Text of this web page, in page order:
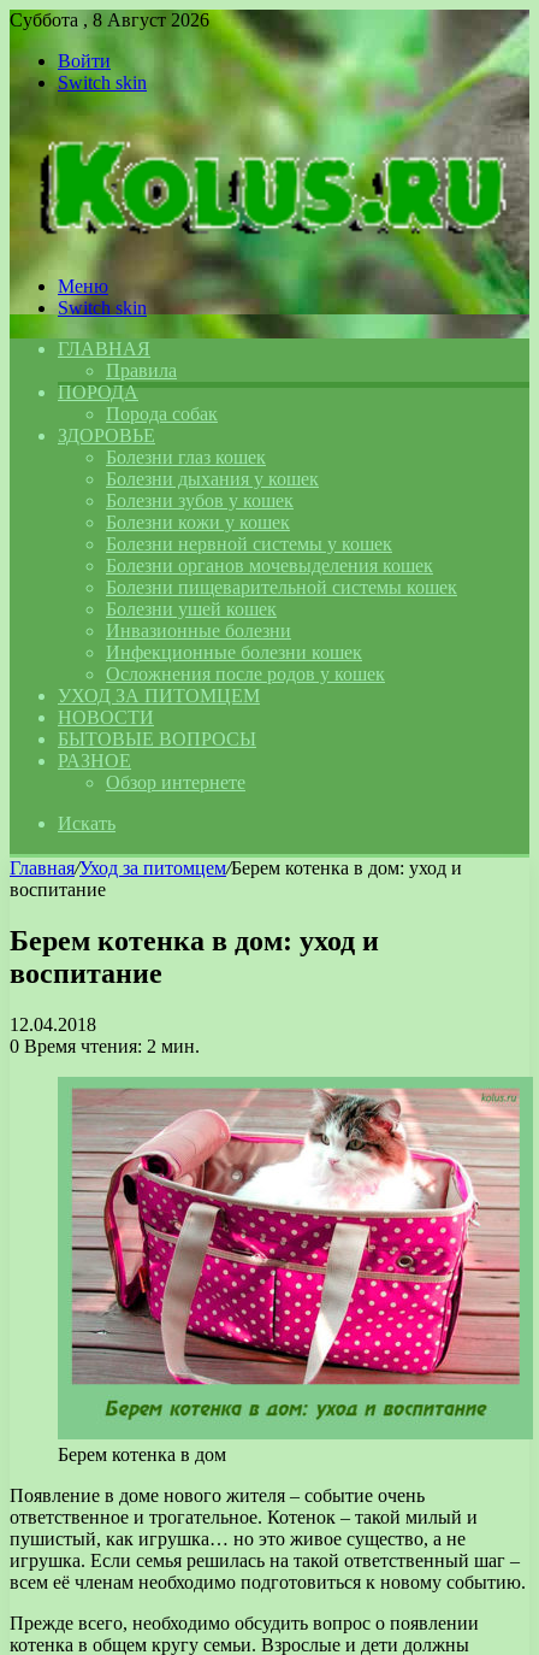
Суббота , 8 Август 2026
Войти
Switch skin
Меню
Switch skin
ГЛАВНАЯ
Правила
ПОРОДА
Порода собак
ЗДОРОВЬЕ
Болезни глаз кошек
Болезни дыхания у кошек
Болезни зубов у кошек
Болезни кожи у кошек
Болезни нервной системы у кошек
Болезни органов мочевыделения кошек
Болезни пищеварительной системы кошек
Болезни ушей кошек
Инвазионные болезни
Инфекционные болезни кошек
Осложнения после родов у кошек
УХОД ЗА ПИТОМЦЕМ
НОВОСТИ
БЫТОВЫЕ ВОПРОСЫ
РАЗНОЕ
Обзор интернете
Искать
Главная/Уход за питомцем/Берем котенка в дом: уход и
воспитание
Берем котенка в дом: уход и
воспитание
12.04.2018
0 Время чтения: 2 мин.
Берем котенка в дом
Появление в доме нового жителя – событие очень
ответственное и трогательное. Котенок – такой милый и
пушистый, как игрушка… но это живое существо, а не
игрушка. Если семья решилась на такой ответственный шаг –
всем её членам необходимо подготовиться к новому событию.
Прежде всего, необходимо обсудить вопрос о появлении
котенка в общем кругу семьи. Взрослые и дети должны